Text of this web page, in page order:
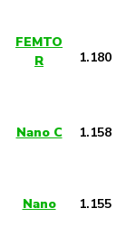
FEMTO
R
1.180
Nano C 1.158
Nano 1.155